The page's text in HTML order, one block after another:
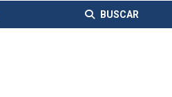
BUSCAR